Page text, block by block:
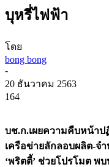
บุหรี่ไฟฟ้า
โดย
bong bong
-
20 ธันวาคม 2563
164
บช.ก.เผยความคืบหน้าป
เครือข่ายลักลอบผลิต-จ
‘พริตตี้’ ช่วยโปรโมต พ